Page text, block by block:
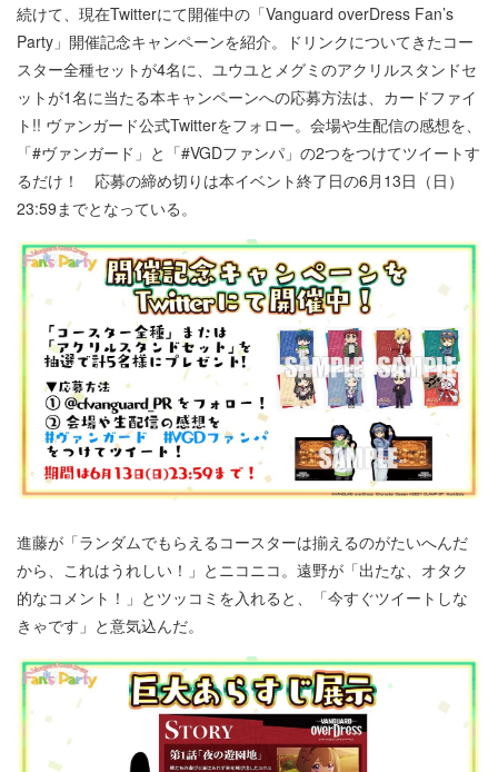
続けて、現在Twitterにて開催中の「Vanguard overDress Fan’s
Party」開催記念キャンペーンを紹介。ドリンクについてきたコー
スター全種セットが4名に、ユウユとメグミのアクリルスタンドセ
ットが1名に当たる本キャンペーンへの応募方法は、カードファイ
ト!! ヴァンガード公式Twitterをフォロー。会場や生配信の感想を、
「#ヴァンガード」と「#VGDファンパ」の2つをつけてツイートす
るだけ！ 応募の締め切りは本イベント終了日の6月13日（日）
23:59までとなっている。
進藤が「ランダムでもらえるコースターは揃えるのがたいへんだ
から、これはうれしい！」とニコニコ。遠野が「出たな、オタク
的なコメント！」とツッコミを入れると、「今すぐツイートしな
きゃです」と意気込んだ。